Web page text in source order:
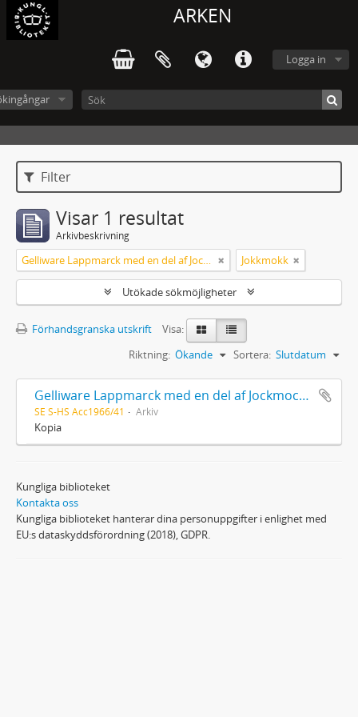
ARKEN
Logga in
Filter
Visar 1 resultat
Arkivbeskrivning
Gelliware Lappmarck med en del af Jockmocks Lappmarcks pastorat Jokkmokk
Utökade sökmöjligheter
Förhandsgranska utskrift
Visa:
Sortera: Slutdatum
Riktning: Ökande
Gelliware Lappmarck med en del af Jockmocks Lappmarcks pastorat
SE S-HS Acc1966/41 Arkiv
Kopia
Kungliga biblioteket
Kontakta oss
Kungliga biblioteket hanterar dina personuppgifter i enlighet med
EU:s dataskyddsförordning (2018), GDPR.